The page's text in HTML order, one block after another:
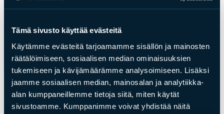
Tämä sivusto käyttää evästeitä
Käytämme evästeitä tarjoamamme sisällön ja mainosten
räätälöimiseen, sosiaalisen median ominaisuuksien
tukemiseen ja kävijämäärämme analysoimiseen. Lisäksi
jaamme sosiaalisen median, mainosalan ja analytiikka-
alan kumppaneillemme tietoja siitä, miten käytät
sivustoamme. Kumppanimme voivat yhdistää näitä
Aukonylitysratkaisut ja
Kohdegalleria
Vastuullisuus
Tiilityökalu
Verkkokauppa
Tiileri Keraamiset
kiuaskivet 20kg